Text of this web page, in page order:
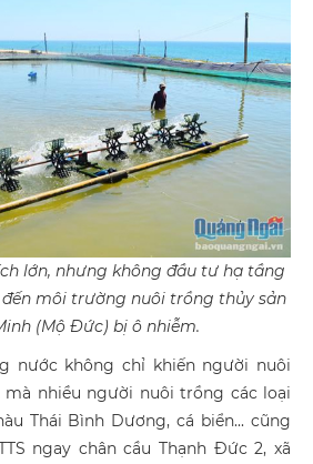
lớn, nhưng không đầu tư hạ tầng
môi trường nuôi trồng thủy sản
(Mộ Đức) bị ô nhiễm.
nước không chỉ khiến người nuôi
mà nhiều người nuôi trồng các loại
Thái Bình Dương, cá biển... cũng
ngay chân cầu Thạnh Đức 2, xã